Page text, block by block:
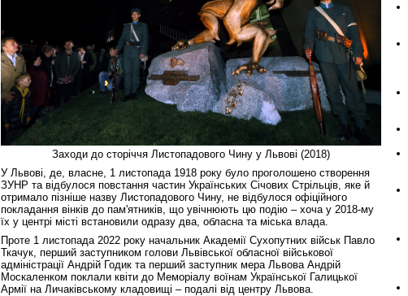
Заходи до сторіччя Листопадового Чину у Львові (2018)
У Львові, де, власне, 1 листопада 1918 року було проголошено створення
ЗУНР та відбулося повстання частин Українських Січових Стрільців, яке й
отримало пізніше назву Листопадового Чину, не відбулося офіційного
покладання вінків до пам'ятників, що увічнюють цю подію – хоча у 2018-му
їх у центрі місті встановили одразу два, обласна та міська влада.
Проте 1 листопада 2022 року начальник Академії Сухопутних військ Павло
Ткачук, перший заступником голови Львівської обласної військової
адміністрації Андрій Годик та перший заступник мера Львова Андрій
Москаленком поклали квіти до Меморіалу воїнам Української Галицької
Армії на Личаківському кладовищі – подалі від центру Львова.